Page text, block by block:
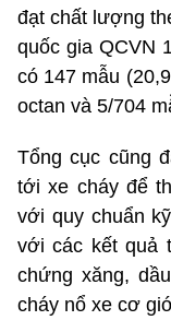
đạt chất lượng
quốc gia QCVN
có 147 mẫu
octan và 5/704
Tổng cục cũng
tới xe cháy để
với quy chuẩn
với các kết quả
chứng xăng,
cháy nổ xe cơ